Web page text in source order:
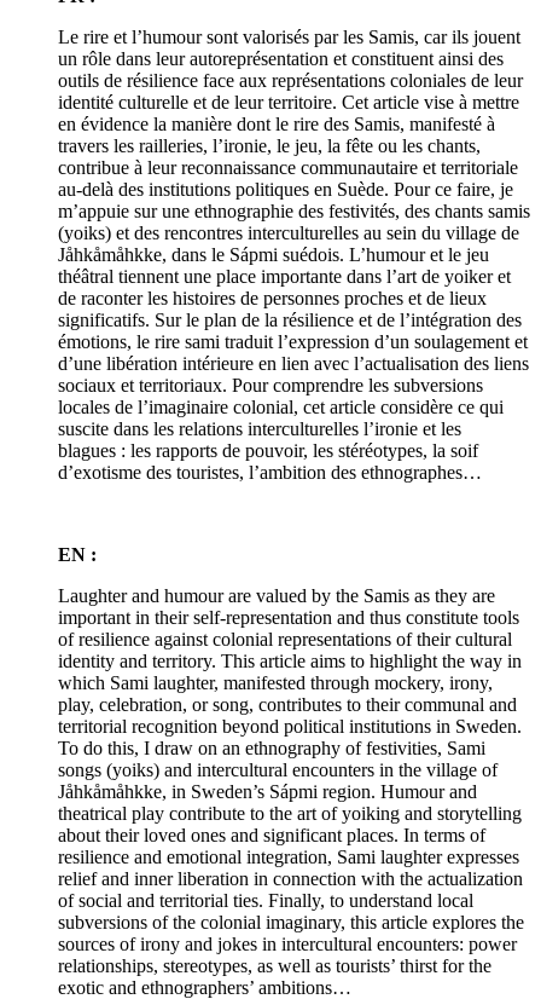
Le rire et l’humour sont valorisés par les Samis, car ils jouent
un rôle dans leur autoreprésentation et constituent ainsi des
outils de résilience face aux représentations coloniales de leur
identité culturelle et de leur territoire. Cet article vise à mettre
en évidence la manière dont le rire des Samis, manifesté à
travers les railleries, l’ironie, le jeu, la fête ou les chants,
contribue à leur reconnaissance communautaire et territoriale
au-delà des institutions politiques en Suède. Pour ce faire, je
m’appuie sur une ethnographie des festivités, des chants samis
(yoiks) et des rencontres interculturelles au sein du village de
Jåhkåmåhkke, dans le Sápmi suédois. L’humour et le jeu
théâtral tiennent une place importante dans l’art de yoiker et
de raconter les histoires de personnes proches et de lieux
significatifs. Sur le plan de la résilience et de l’intégration des
émotions, le rire sami traduit l’expression d’un soulagement et
d’une libération intérieure en lien avec l’actualisation des liens
sociaux et territoriaux. Pour comprendre les subversions
locales de l’imaginaire colonial, cet article considère ce qui
suscite dans les relations interculturelles l’ironie et les
blagues : les rapports de pouvoir, les stéréotypes, la soif
d’exotisme des touristes, l’ambition des ethnographes…
EN :
Laughter and humour are valued by the Samis as they are
important in their self-representation and thus constitute tools
of resilience against colonial representations of their cultural
identity and territory. This article aims to highlight the way in
which Sami laughter, manifested through mockery, irony,
play, celebration, or song, contributes to their communal and
territorial recognition beyond political institutions in Sweden.
To do this, I draw on an ethnography of festivities, Sami
songs (yoiks) and intercultural encounters in the village of
Jåhkåmåhkke, in Sweden’s Sápmi region. Humour and
theatrical play contribute to the art of yoiking and storytelling
about their loved ones and significant places. In terms of
resilience and emotional integration, Sami laughter expresses
relief and inner liberation in connection with the actualization
of social and territorial ties. Finally, to understand local
subversions of the colonial imaginary, this article explores the
sources of irony and jokes in intercultural encounters: power
relationships, stereotypes, as well as tourists’ thirst for the
exotic and ethnographers’ ambitions…